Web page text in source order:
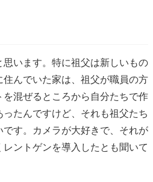
います。特に祖父は新しいもの
んでいた家は、祖父が職員の方
混ぜるところから自分たちで作
たんですけど、それも祖父たち
す。カメラが大好きで、それが
ントゲンを導入したとも聞いて